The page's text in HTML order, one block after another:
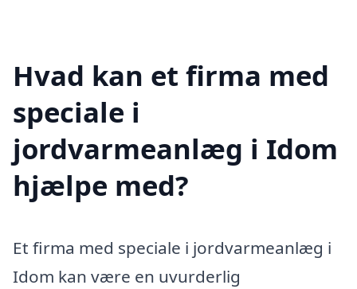
Hvad kan et firma med
speciale i
jordvarmeanlæg i Idom
hjælpe med?
Et firma med speciale i jordvarmeanlæg i
Idom kan være en uvurderlig